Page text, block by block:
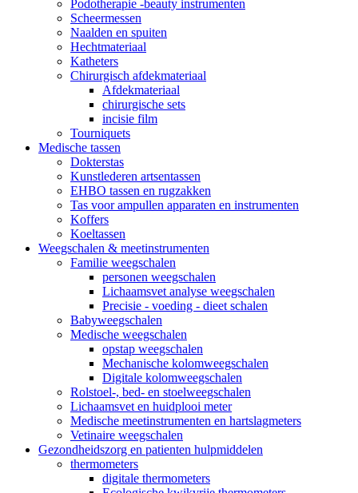
Podotherapie -beauty instrumenten
Scheermessen
Naalden en spuiten
Hechtmateriaal
Katheters
Chirurgisch afdekmateriaal
Afdekmateriaal
chirurgische sets
incisie film
Tourniquets
Medische tassen
Dokterstas
Kunstlederen artsentassen
EHBO tassen en rugzakken
Tas voor ampullen apparaten en instrumenten
Koffers
Koeltassen
Weegschalen & meetinstrumenten
Familie weegschalen
personen weegschalen
Lichaamsvet analyse weegschalen
Precisie - voeding - dieet schalen
Babyweegschalen
Medische weegschalen
opstap weegschalen
Mechanische kolomweegschalen
Digitale kolomweegschalen
Rolstoel-, bed- en stoelweegschalen
Lichaamsvet en huidplooi meter
Medische meetinstrumenten en hartslagmeters
Vetinaire weegschalen
Gezondheidszorg en patienten hulpmiddelen
thermometers
digitale thermometers